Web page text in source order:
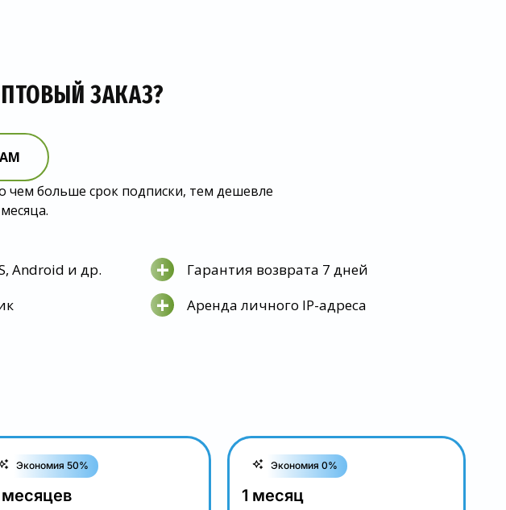
ЗАКАЗ?
чем больше срок подписки, тем дешевле
Android и др. + Гарантия возврата 7 дней
+ Аренда личного IP-адреса
Экономия 50% Экономия 0%
1 месяц